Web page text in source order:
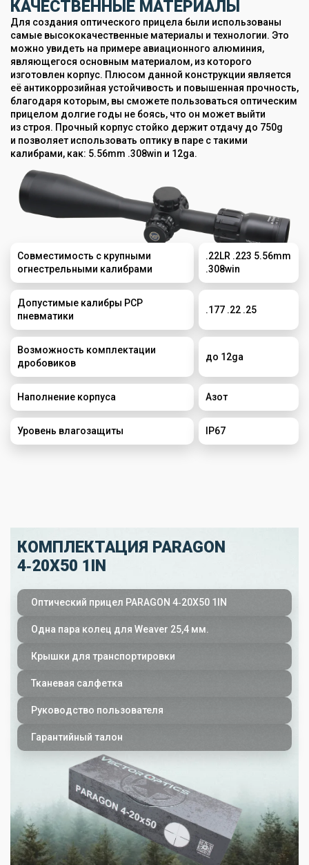
КАЧЕСТВЕННЫЕ МАТЕРИАЛЫ
Для создания оптического прицела были использованы
самые высококачественные материалы и технологии. Это
можно увидеть на примере авиационного алюминия,
являющегося основным материалом, из которого
изготовлен корпус. Плюсом данной конструкции является
её антикоррозийная устойчивость и повышенная прочность,
благодаря которым, вы сможете пользоваться оптическим
прицелом долгие годы не боясь, что он может выйти
из строя. Прочный корпус стойко держит отдачу до 750g
и позволяет использовать оптику в паре с такими
калибрами, как: 5.56mm .308win и 12ga.
Совместимость с крупными
огнестрельными калибрами
.22LR .223 5.56mm
.308win
Допустимые калибры PCP
пневматики
.177 .22 .25
Возможность комплектации
дробовиков
до 12ga
Наполнение корпуса Азот
Уровень влагозащиты IP67
КОМПЛЕКТАЦИЯ PARAGON
4‑20X50 1IN
Оптический прицел PARAGON 4‑20X50 1IN
Одна пара колец для Weaver 25,4 мм.
Крышки для транспортировки
Тканевая салфетка
Руководство пользователя
Гарантийный талон